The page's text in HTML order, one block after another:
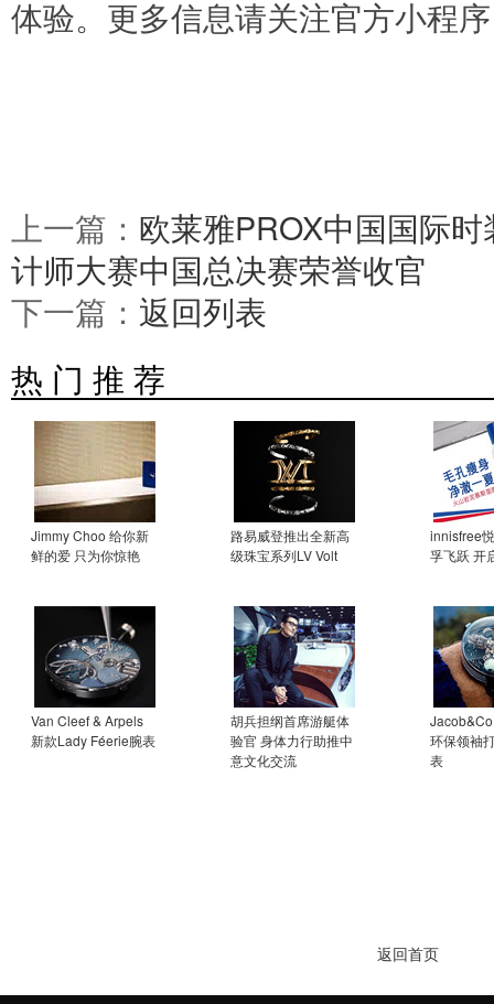
体验。更多信息请关注官方小程
上一篇： 欧莱雅PROX中国国际
计师大赛中国总决赛荣誉收官
下一篇： 返回列表
热 门 推 荐
Jimmy Choo 给你新
鲜的爱 只为你惊艳
路易威登推出全新高
级珠宝系列LV Volt
innisfree
孚飞跃 开
Van Cleef & Arpels
新款Lady Féerie腕表
胡兵担纲首席游艇体
验官 身体力行助推中
意文化交流
环保领袖
表
返回首页